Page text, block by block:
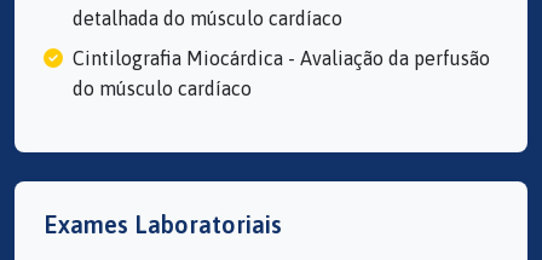
detalhada do músculo cardíaco
Cintilografia Miocárdica - Avaliação da perfusão
do músculo cardíaco
Exames Laboratoriais